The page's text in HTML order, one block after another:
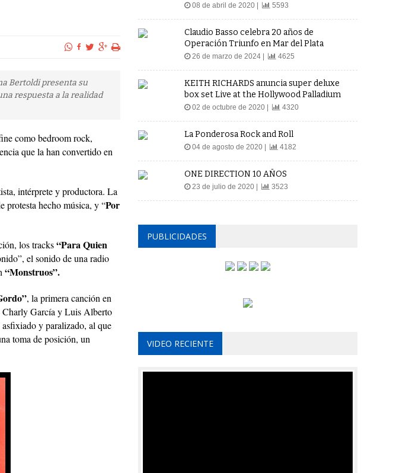
Bertoldi presenta su
respuesta a la realidad
como bedroom rock,
que la han convertido en
intérprete y productora. La
protesta hecho música, y “Por
los tracks“Para Quien
el sonido de una radio
“Monstruos”.
, la primera canción en
Charly García y Luis Alberto
y paralizado, al que
toma de posición, un
08 de abril de 2020 | 5593
Claudio Basso celebra 20 años de
Operación Triunfo en Mar del Plata
26 de marzo de 2024 | 4625
KEITH RICHARDS anuncia super deluxe
box set Live at the Hollywood Palladium
02 de octubre de 2020 | 4320
La Ponderosa Rock and Roll
04 de agosto de 2020 | 4182
ONE DIRECTION 10 AÑOS
23 de julio de 2020 | 3523
PUBLICIDADES
VIDEO RECIENTE